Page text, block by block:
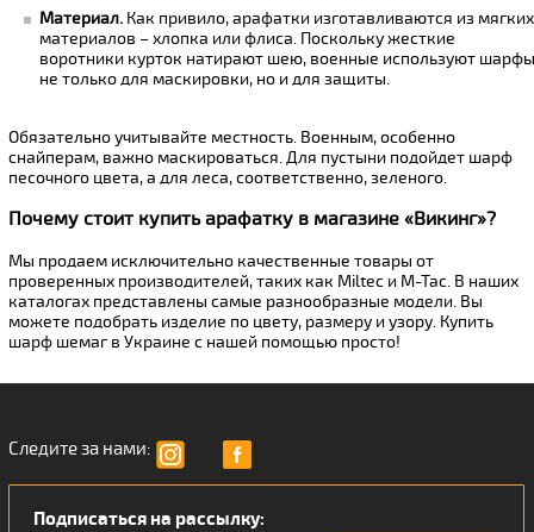
Материал. Как привило, арафатки изготавливаются из мягких
материалов – хлопка или флиса. Поскольку жесткие
воротники курток натирают шею, военные используют
не только для маскировки, но и для защиты.
Обязательно учитывайте местность. Военным, особенно
снайперам, важно маскироваться. Для пустыни подойдет шарф
песочного цвета, а для леса, соответственно, зеленого.
Почему стоит купить арафатку в магазине «Викинг»?
Мы продаем исключительно качественные товары от
проверенных производителей, таких как Miltec и M-Tac. В наших
каталогах представлены самые разнообразные модели. Вы
можете подобрать изделие по цвету, размеру и узору. Купить
шарф шемаг в Украине с нашей помощью просто!
Следите за нами:
Подписаться на рассылку: